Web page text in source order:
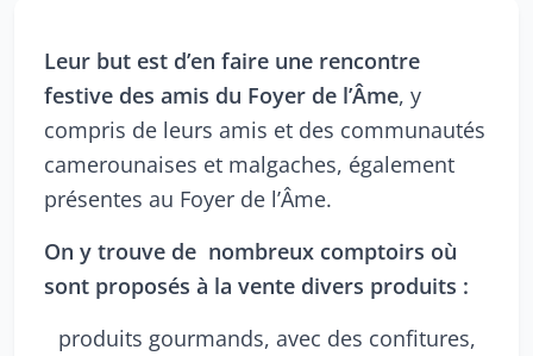
Leur but est d’en faire une rencontre
festive des amis du Foyer de l’Âme, y
compris de leurs amis et des communautés
camerounaises et malgaches, également
présentes au Foyer de l’Âme.
On y trouve de nombreux comptoirs où
sont proposés à la vente divers produits :
produits gourmands, avec des confitures,